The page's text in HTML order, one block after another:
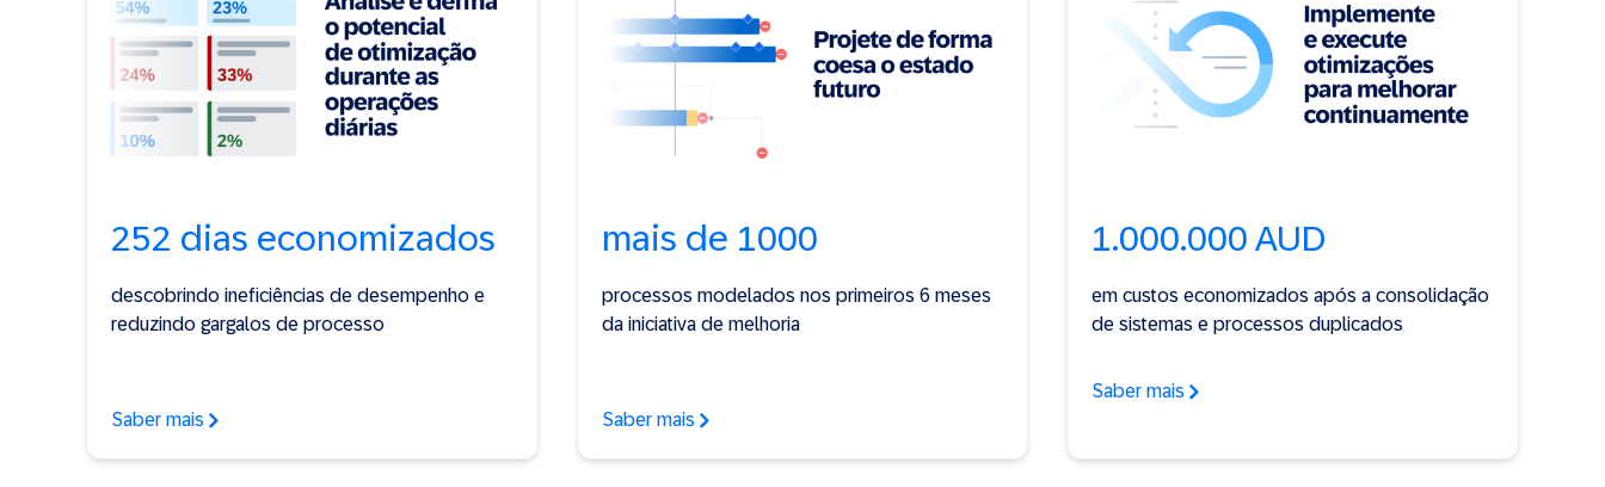
252 dias economizados
descobrindo ineficiências de desempenho e
reduzindo gargalos de processo
Saber mais
mais de 1000
processos modelados nos primeiros 6 meses
da iniciativa de melhoria
Saber mais
1.000.000 AUD
em custos economizados após a consolidação
de sistemas e processos duplicados
Saber mais